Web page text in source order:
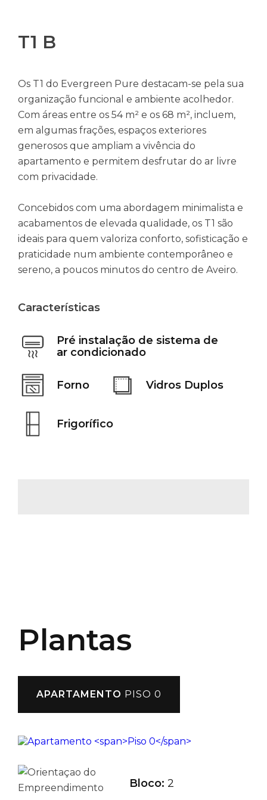
T1 B
Os T1 do Evergreen Pure destacam-se pela sua
organização funcional e ambiente acolhedor.
Com áreas entre os 54 m² e os 68 m², incluem,
em algumas frações, espaços exteriores
generosos que ampliam a vivência do
apartamento e permitem desfrutar do ar livre
com privacidade.
Concebidos com uma abordagem minimalista e
acabamentos de elevada qualidade, os T1 são
ideais para quem valoriza conforto, sofisticação e
praticidade num ambiente contemporâneo e
sereno, a poucos minutos do centro de Aveiro.
Características
Pré instalação de sistema de
ar condicionado
Forno Vidros Duplos
Frigorífico
Plantas
APARTAMENTO PISO 0
Bloco: 2